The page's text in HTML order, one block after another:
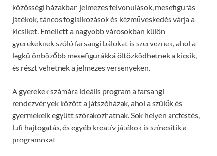
közösségi házakban jelmezes felvonulások, mesefigurás
játékok, táncos foglalkozások és kézműveskedés várja a
kicsiket. Emellett a nagyobb városokban külön
gyerekeknek szóló farsangi bálokat is szerveznek, ahol a
legkülönbözőbb mesefigurákká öltözködhetnek a kicsik,
és részt vehetnek a jelmezes versenyeken.
A gyerekek számára ideális program a farsangi
rendezvények között a játszóházak, ahol a szülők és
gyermekeik együtt szórakozhatnak. Sok helyen arcfestés,
lufi hajtogatás, és egyéb kreatív játékok is színesítik a
programokat.